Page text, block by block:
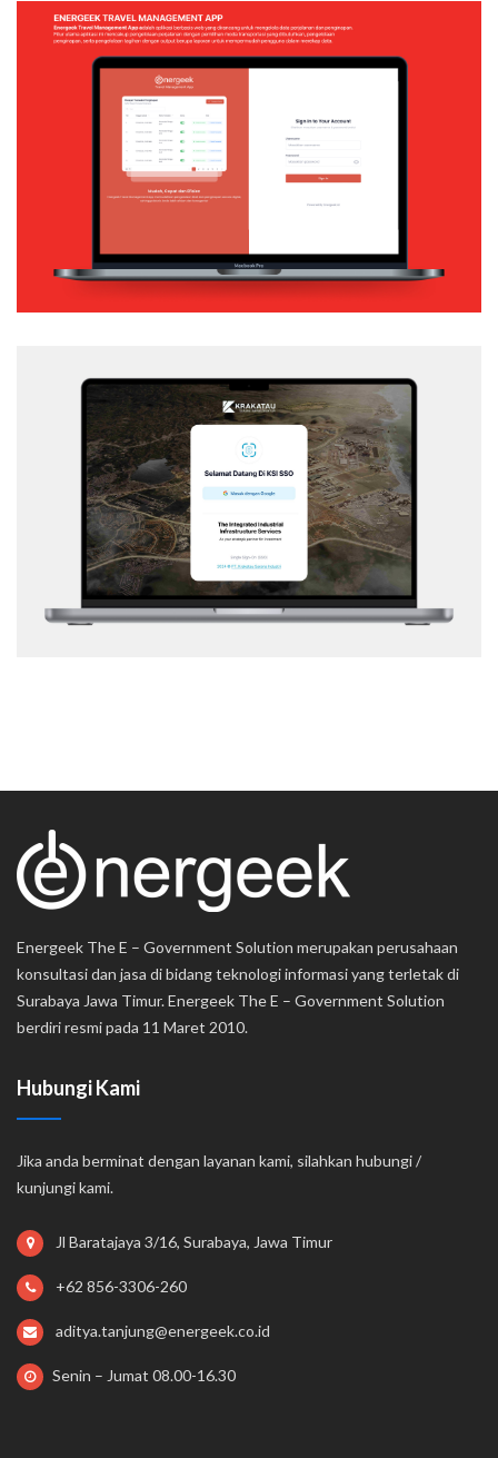
ENERGEEK – TRAVEL MANAGEMENT APP
Web Application
KSI – SSO
Web Application
Energeek The E – Government Solution merupakan perusahaan
konsultasi dan jasa di bidang teknologi informasi yang terletak di
Surabaya Jawa Timur. Energeek The E – Government Solution
berdiri resmi pada 11 Maret 2010.
Hubungi Kami
Jika anda berminat dengan layanan kami, silahkan hubungi /
kunjungi kami.
Jl Baratajaya 3/16, Surabaya, Jawa Timur
+62 856-3306-260
aditya.tanjung@energeek.co.id
Senin – Jumat 08.00-16.30